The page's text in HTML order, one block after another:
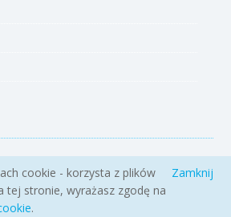
Kopiowanie treści i zdjęć
cookie - korzysta z plików
tej stronie, wyrażasz zgodę na
.
Zamknij